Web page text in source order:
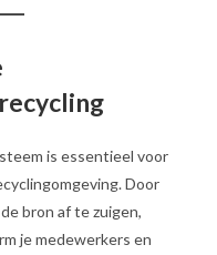
is essentieel voor
Door
bron af te zuigen,
je medewerkers en